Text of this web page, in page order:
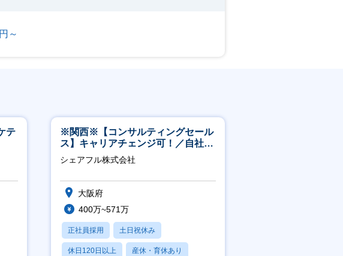
～
テ
※関西※【コンサルティングセール
ス】キャリアチェンジ可！／自社サ
ービス『シェアフル』の営業
シェアフル株式会社
大阪府
400万~571万
正社員採用 土日祝休み
休日120日以上 産休・育休あり